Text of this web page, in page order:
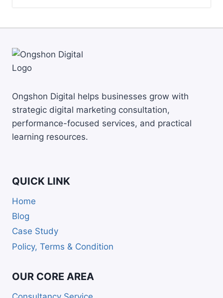
Ongshon Digital helps businesses grow with
strategic digital marketing consultation,
performance-focused services, and practical
learning resources.
QUICK LINK
Home
Blog
Case Study
Policy, Terms & Condition
OUR CORE AREA